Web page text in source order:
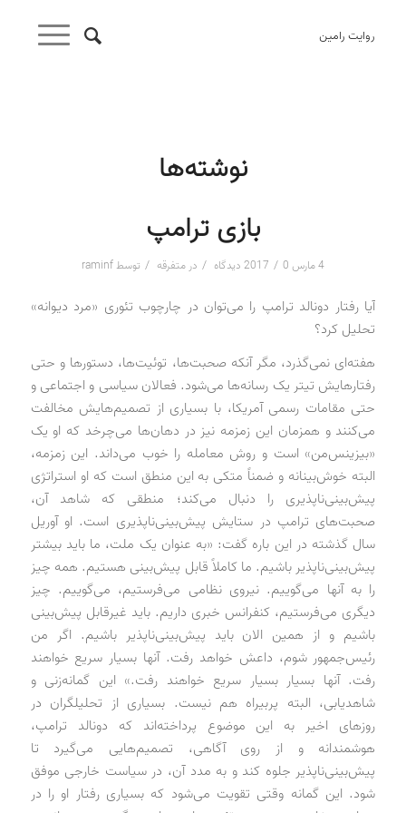
روایت رامین
نوشته‌ها
بازی ترامپ
4 مارس 2017 / 0 دیدگاه / در متفرقه / توسط raminf
آیا رفتار دونالد ترامپ را می‌توان در چارچوب تئوری «مرد دیوانه»
تحلیل کرد؟
هفته‌ای نمی‌گذرد، مگر آنکه صحبت‌ها، توئیت‌ها، دستورها و حتی
رفتارهایش تیتر یک رسانه‌ها می‌شود. فعالان سیاسی و اجتماعی و
حتی مقامات رسمی آمریکا، با بسیاری از تصمیم‌هایش مخالفت
می‌کنند و همزمان این زمزمه نیز در دهان‌ها می‌چرخد که او یک
«بیزینس‌من» است و روش معامله را خوب می‌داند. این زمزمه،
البته خوش‌بینانه و ضمناً متکی به این منطق است که او استراتژی
پیش‌بینی‌ناپذیری را دنبال می‌کند؛ منطقی که شاهد آن،
صحبت‌های ترامپ در ستایش پیش‌بینی‌ناپذیری است. او آوریل
سال گذشته در این باره گفت: «به عنوان یک ملت، ما باید بیشتر
پیش‌بینی‌ناپذیر باشیم. ما کاملاً قابل پیش‌بینی هستیم. همه چیز
را به آنها می‌گوییم. نیروی نظامی می‌فرستیم، می‌گوییم. چیز
دیگری می‌فرستیم، کنفرانس خبری داریم. باید غیرقابل ‌پیش‌بینی
باشیم و از همین الان باید پیش‌بینی‌ناپذیر باشیم. اگر من
رئیس‌جمهور شوم، داعش خواهد رفت. آنها بسیار سریع خواهند
رفت. آنها بسیار بسیار سریع خواهند رفت.» این گمانه‌زنی و
شاهدیابی، البته پربیراه هم نیست. بسیاری از تحلیلگران در
روزهای اخیر به این موضوع پرداخته‌اند که دونالد ترامپ،
هوشمندانه و از روی آگاهی، تصمیم‌هایی می‌گیرد تا
پیش‌بینی‌ناپذیر جلوه کند و به مدد آن، در سیاست خارجی موفق
شود. این گمانه وقتی تقویت می‌شود که بسیاری رفتار او را در